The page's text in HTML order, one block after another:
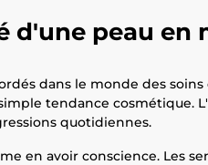
d'une peau en
dans le monde des
tendance cosmétique.
quotidiennes.
en avoir conscience. Les